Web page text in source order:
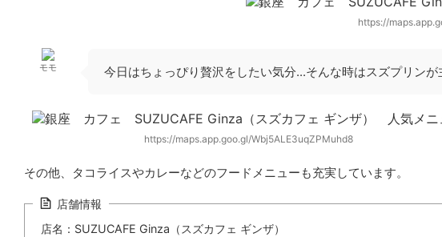
https://
モモ 今日はちょっぴり贅沢をしたい気分...そんな時はスズプリンが
https://maps.app.goo.gl/Wbj5ALE3uqZPMuhd8
その他、タコライスやカレーなどのフードメニューも充実しています。
店舗情報
店名：SUZUCAFE Ginza（スズカフェ ギンザ）